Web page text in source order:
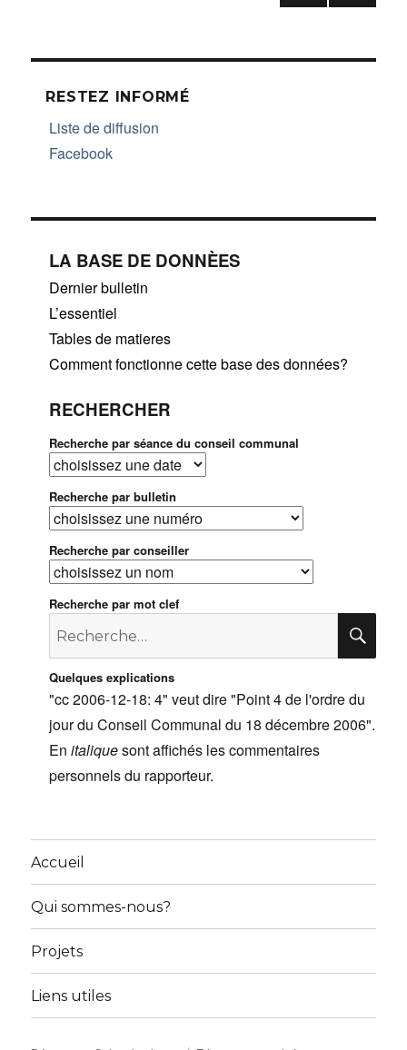
articles
ANT
RESTEZ INFORMÉ
Liste de diffusion
Facebook
LA BASE DE DONNÈES
Dernier bulletin
L’essentiel
Tables de matieres
Comment fonctionne cette base des données?
RECHERCHER
Recherche par séance du conseil communal
Recherche par bulletin
Recherche par conseiller
Recherche par mot clef
Recherche
:Quelques explications
"cc 2006-12-18: 4" veut dire "Point 4 de l'ordre du
jour du Conseil Communal du 18 décembre 2006".
Enitaliquesont affichés les commentaires
personnels du rapporteur.
Accueil
Qui sommes-nous?
Projets
Liens utiles